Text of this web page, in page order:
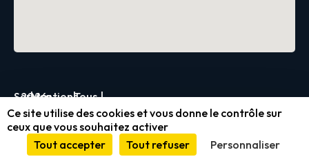
Servica
2026
|Mentions
légales
et
conformité
|Tous
droits
réservés
|
Ce site utilise des cookies et vous donne le contrôle sur
ceux que vous souhaitez activer
Tout accepter
Tout refuser Personnaliser